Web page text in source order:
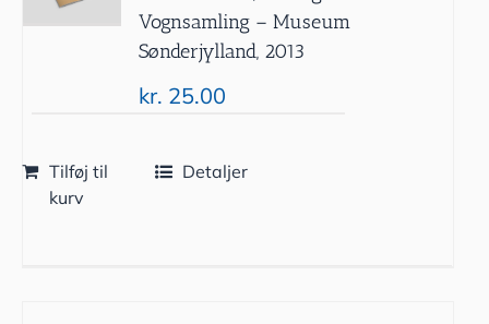
Vognsamling – Museum
Sønderjylland, 2013
kr. 25.00
Tilføj til
kurv
Detaljer